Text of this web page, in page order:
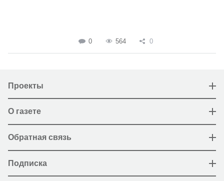
0 564 0
Проекты
О газете
Обратная связь
Подписка